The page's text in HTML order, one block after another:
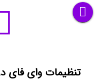
تنظیمات وای